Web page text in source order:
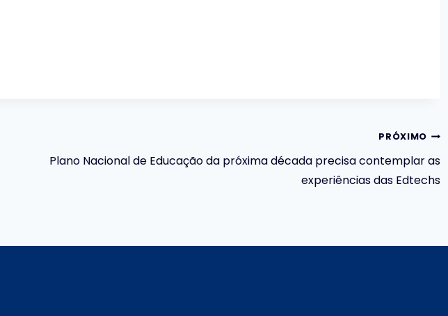
PRÓXIMO
Plano Nacional de Educação da próxima década precisa contemplar as
experiências das Edtechs